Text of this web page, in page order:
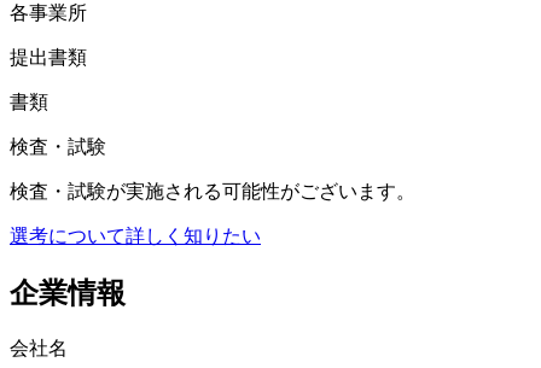
各事業所
提出書類
書類
検査・試験
検査・試験が実施される可能性がございます。
選考について詳しく知りたい
企業情報
会社名